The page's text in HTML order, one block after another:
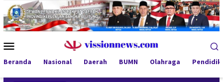
Loncat
ke
konten
Mobile
Beranda Nasional Daerah BUMN Olahraga